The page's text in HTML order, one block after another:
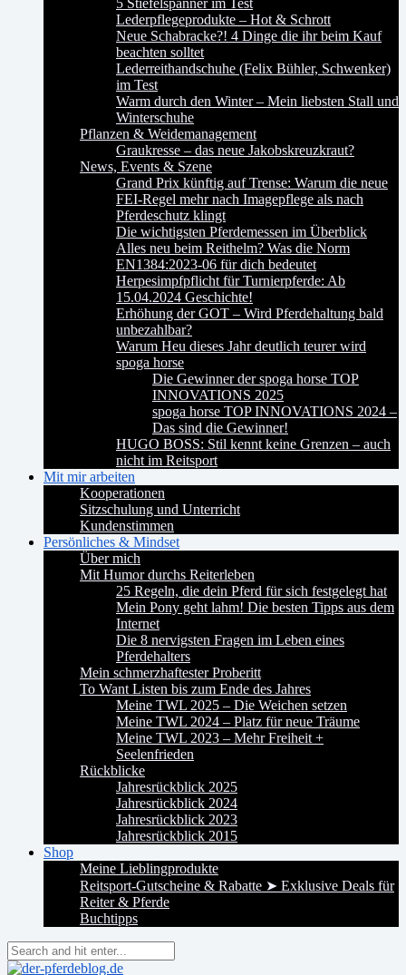
5 Stiefelspanner im Test
Lederpflegeprodukte – Hot & Schrott
Neue Schabracke?! 4 Dinge die ihr beim Kauf
beachten solltet
Lederreithandschuhe (Felix Bühler, Schwenker)
im Test
Warm durch den Winter – Mein liebsten Stall und
Winterschuhe
Pflanzen & Weidemanagement
Graukresse – das neue Jakobskreuzkraut?
News, Events & Szene
Grand Prix künftig auf Trense: Warum die neue
FEI-Regel mehr nach Imagepflege als nach
Pferdeschutz klingt
Die wichtigsten Pferdemessen im Überblick
Alles neu beim Reithelm? Was die Norm
EN1384:2023-06 für dich bedeutet
Herpesimpfpflicht für Turnierpferde: Ab
15.04.2024 Geschichte!
Erhöhung der GOT – Wird Pferdehaltung bald
unbezahlbar?
Warum Heu dieses Jahr deutlich teurer wird
spoga horse
Die Gewinner der spoga horse TOP
INNOVATIONS 2025
spoga horse TOP INNOVATIONS 2024 –
Das sind die Gewinner!
HUGO BOSS: Stil kennt keine Grenzen – auch
nicht im Reitsport
Mit mir arbeiten
Kooperationen
Sitzschulung und Unterricht
Kundenstimmen
Persönliches & Mindset
Über mich
Mit Humor durchs Reiterleben
25 Regeln, die dein Pferd für sich festgelegt hat
Mein Pony geht lahm! Die besten Tipps aus dem
Internet
Die 8 nervigsten Fragen im Leben eines
Pferdehalters
Mein schmerzhaftester Proberitt
To Want Listen bis zum Ende des Jahres
Meine TWL 2025 – Die Weichen setzen
Meine TWL 2024 – Platz für neue Träume
Meine TWL 2023 – Mehr Freiheit +
Seelenfrieden
Rückblicke
Jahresrückblick 2025
Jahresrückblick 2024
Jahresrückblick 2023
Jahresrückblick 2015
Shop
Meine Lieblingprodukte
Reitsport-Gutscheine & Rabatte ➤ Exklusive Deals für
Reiter & Pferde
Buchtipps